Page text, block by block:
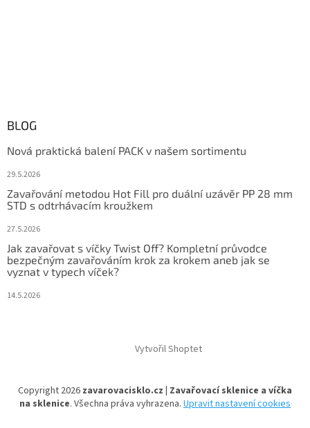
BLOG
Nová praktická balení PACK v našem sortimentu
29.5.2026
Zavařování metodou Hot Fill pro duální uzávěr PP 28 mm
STD s odtrhávacím kroužkem
27.5.2026
Jak zavařovat s víčky Twist Off? Kompletní průvodce
bezpečným zavařováním krok za krokem aneb jak se
vyznat v typech víček?
14.5.2026
Vytvořil Shoptet
Copyright 2026 zavarovacisklo.cz | Zavařovací sklenice a víčka
na sklenice. Všechna práva vyhrazena. Upravit nastavení cookies